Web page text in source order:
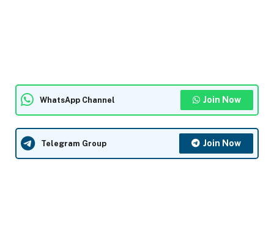
WhatsApp Channel Join Now
Telegram Group Join Now